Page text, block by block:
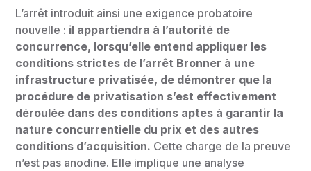
L’arrêt introduit ainsi une exigence probatoire
nouvelle : il appartiendra à l’autorité de
concurrence, lorsqu’elle entend appliquer les
conditions strictes de l’arrêt Bronner à une
infrastructure privatisée, de démontrer que la
procédure de privatisation s’est effectivement
déroulée dans des conditions aptes à garantir la
nature concurrentielle du prix et des autres
conditions d’acquisition. Cette charge de la preuve
n’est pas anodine. Elle implique une analyse